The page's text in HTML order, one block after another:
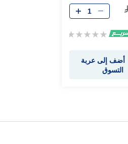
Rating:
أضف إلى عربة
التسوق